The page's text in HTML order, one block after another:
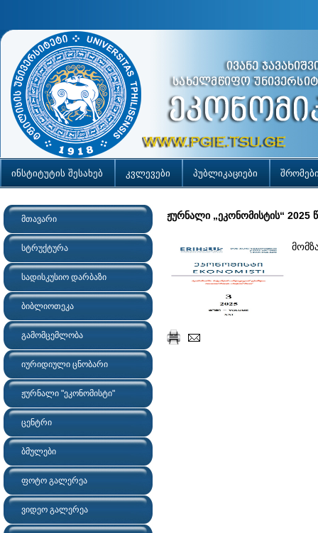
ინსტიტუტის შესახებ კვლევები პუბლიკაციები
მთავარი
სტრუქტურა
სადისკუსიო დარბაზი
ბიბლიოთეკა
გამომცემლობა
იურიდიული ცნობარი
ჟურნალი "ეკონომისტი"
ცენტრი
ბმულები
ფოტო გალერეა
ვიდეო გალერეა
ჟურნალი „ეკონომისტის“ 2025